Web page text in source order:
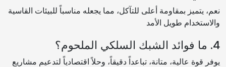
نعم، يتميز بمقاومة أعلى للتآكل، مما يجعله مناسباً للبيئات القاسية
والاستخدام طويل الأمد
4. ما فوائد الشبك السلكي الملحوم؟
يوفر قوة عالية، متانة، تباعداً دقيقاً، وحلاً اقتصادياً لتدعيم مشاريع